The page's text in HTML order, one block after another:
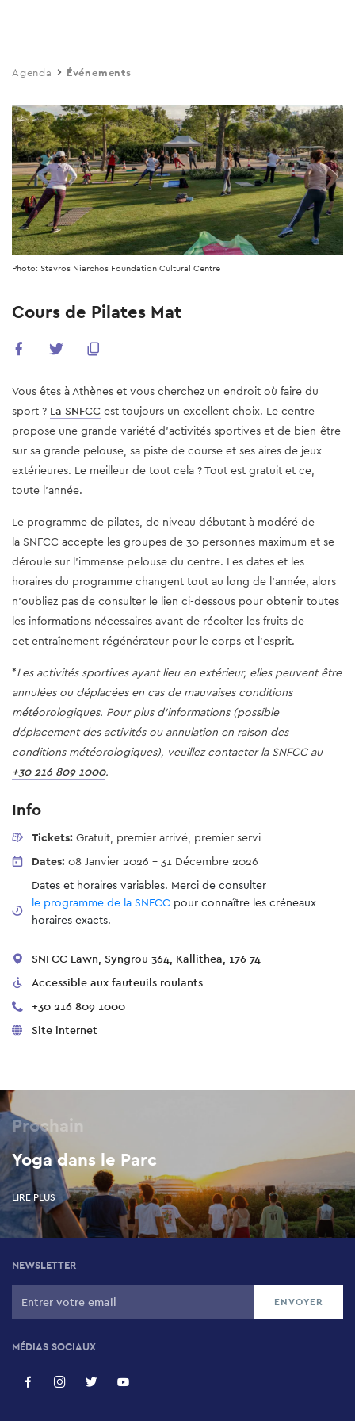
main
Agenda Événements
Photo: Stavros Niarchos Foundation Cultural Centre
Cours de Pilates Mat
Vous êtes à Athènes et vous cherchez un endroit où faire du
sport ? La SNFCC est toujours un excellent choix. Le centre
propose une grande variété d'activités sportives et de bien-être
sur sa grande pelouse, sa piste de course et ses aires de jeux
extérieures. Le meilleur de tout cela ? Tout est gratuit et ce,
toute l'année.
Le programme de pilates, de niveau débutant à modéré de
la SNFCC accepte les groupes de 30 personnes maximum et se
déroule sur l'immense pelouse du centre. Les dates et les
horaires du programme changent tout au long de l'année, alors
n'oubliez pas de consulter le lien ci-dessous pour obtenir toutes
les informations nécessaires avant de récolter les fruits de
cet entraînement régénérateur pour le corps et l'esprit.
*Les activités sportives ayant lieu en extérieur, elles peuvent être
annulées ou déplacées en cas de mauvaises conditions
météorologiques. Pour plus d'informations (possible
déplacement des activités ou annulation en raison des
conditions météorologiques), veuillez contacter la SNFCC au
+30 216 809 1000.
Info
Tickets: Gratuit, premier arrivé, premier servi
Dates: 08 Janvier 2026 - 31 Décembre 2026
Dates et horaires variables. Merci de consulter
le programme de la SNFCC pour connaître les créneaux
horaires exacts.
SNFCC Lawn, Syngrou 364, Kallithea, 176 74
Accessible aux fauteuils roulants
+30 216 809 1000
Site internet
Prochain
Yoga dans le Parc
LIRE PLUS
NEWSLETTER
MÉDIAS SOCIAUX